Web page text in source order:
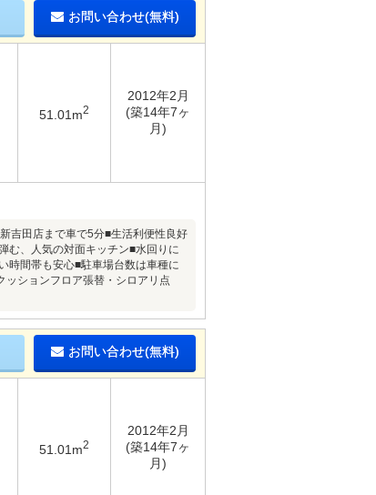
お問い合わせ(無料)
51.01m2
2012年2月
(築14年7ヶ
月)
吉田店まで車で5分■生活利便性良好
む、人気の対面キッチン■水回りに
時間帯も安心■駐車場台数は車種に
ションフロア張替・シロアリ点
お問い合わせ(無料)
51.01m2
2012年2月
(築14年7ヶ
月)